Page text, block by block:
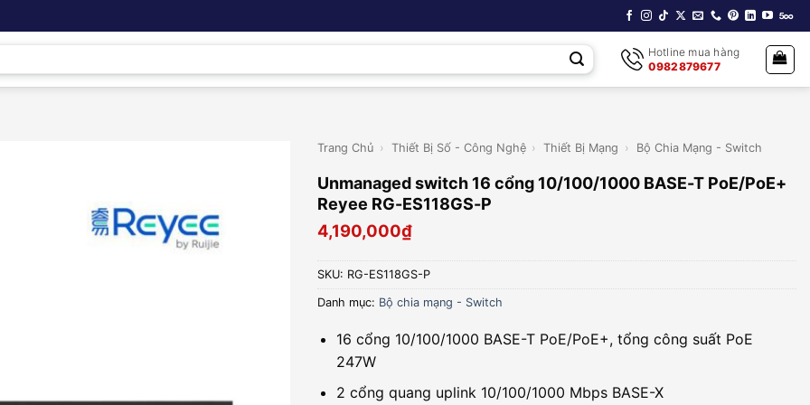
Hotline mua hàng
0982879677
Trang Chủ › Thiết Bị Số - Công Nghệ › Thiết Bị Mạng › Bộ Chia Mạng - Switch
Unmanaged switch 16 cổng 10/100/1000 BASE-T PoE/PoE+
Reyee RG-ES118GS-P
4,190,000₫
SKU: RG-ES118GS-P
Danh mục: Bộ chia mạng - Switch
16 cổng 10/100/1000 BASE-T PoE/PoE+, tổng công suất PoE
247W
2 cổng quang uplink 10/100/1000 Mbps BASE-X